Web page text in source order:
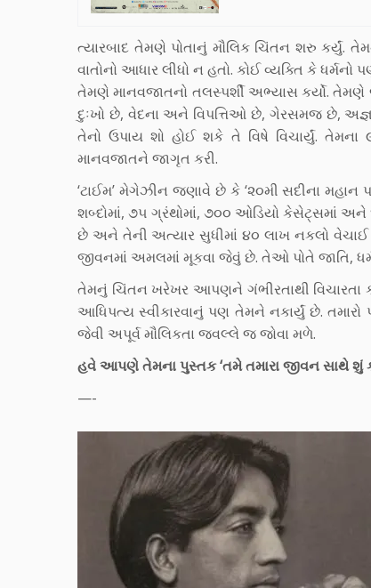
ત્યારબાદ તેમણે પોતાનું મૌલિક ચિંતન શરુ કર્યું.
વાતોનો આધાર લીધો ન હતો. કોઈ વ્યક્તિ કે ધર્મનો
તેમણે માનવજાતનો તલસ્પર્શી અભ્યાસ કર્યો. તેમણે
દુઃખો છે, વેદના અને વિપત્તિઓ છે, ગેરસમજ છે,
તેનો ઉપાય શો હોઈ શકે તે વિષે વિચાર્યું.
માનવજાતને જાગૃત કરી.
‘ટાઈમ’ મેગેઝીન જણાવે છે કે ‘૨૦મી સદીના મહાન
શબ્દોમાં, ૭૫ ગ્રંથોમાં, ૭૦૦ ઓડિયો કેસેટ્સમાં અને
છે અને તેની અત્યાર સુધીમાં ૪૦ લાખ નકલો
જીવનમાં અમલમાં મૂકવા જેવું છે. તેઓ પોતે જાતિ,
તેમનું ચિંતન ખરેખર આપણને ગંભીરતાથી વિચારતા
આધિપત્ય સ્વીકારવાનું પણ તેમને નકાર્યું છે.
જેવી અપૂર્વ મૌલિકતા જવલ્લે જ જોવા મળે.
હવે આપણે તેમના પુસ્તક ‘તમે તમારા જીવન સાથે શું
—-